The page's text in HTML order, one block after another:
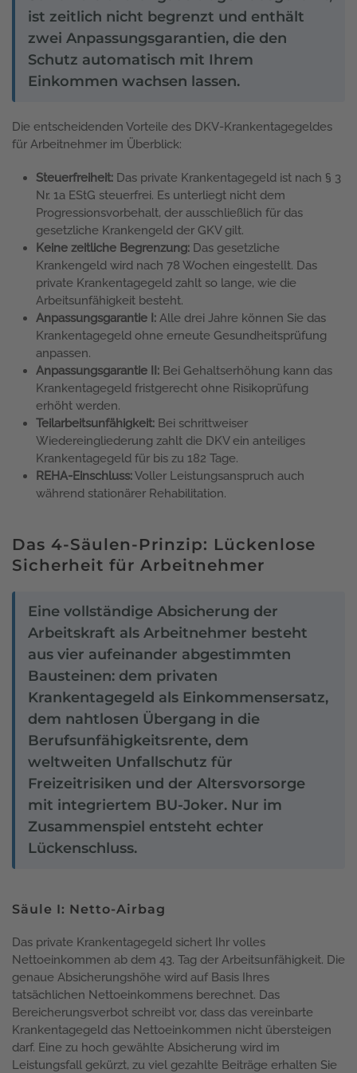
ist zeitlich nicht begrenzt und enthält
zwei Anpassungsgarantien, die den
Schutz automatisch mit Ihrem
Einkommen wachsen lassen.
Die entscheidenden Vorteile des DKV-Krankentagegeldes
für Arbeitnehmer im Überblick:
Steuerfreiheit: Das private Krankentagegeld ist nach § 3
Nr. 1a EStG steuerfrei. Es unterliegt nicht dem
Progressionsvorbehalt, der ausschließlich für das
gesetzliche Krankengeld der GKV gilt.
Keine zeitliche Begrenzung: Das gesetzliche
Krankengeld wird nach 78 Wochen eingestellt. Das
private Krankentagegeld zahlt so lange, wie die
Arbeitsunfähigkeit besteht.
Anpassungsgarantie I: Alle drei Jahre können Sie das
Krankentagegeld ohne erneute Gesundheitsprüfung
anpassen.
Anpassungsgarantie II: Bei Gehaltserhöhung kann das
Krankentagegeld fristgerecht ohne Risikoprüfung
erhöht werden.
Teilarbeitsunfähigkeit: Bei schrittweiser
Wiedereingliederung zahlt die DKV ein anteiliges
Krankentagegeld für bis zu 182 Tage.
REHA-Einschluss:Voller Leistungsanspruch auch
während stationärer Rehabilitation.
Das 4-Säulen-Prinzip: Lückenlose
Sicherheit für Arbeitnehmer
Eine vollständige Absicherung der
Arbeitskraft als Arbeitnehmer besteht
aus vier aufeinander abgestimmten
Bausteinen: dem privaten
Krankentagegeld als Einkommensersatz,
dem nahtlosen Übergang in die
Berufsunfähigkeitsrente, dem
weltweiten Unfallschutz für
Freizeitrisiken und der Altersvorsorge
mit integriertem BU-Joker. Nur im
Zusammenspiel entsteht echter
Lückenschluss.
Säule I: Netto-Airbag
Das private Krankentagegeld sichert Ihr volles
Nettoeinkommen ab dem 43. Tag der Arbeitsunfähigkeit. Die
genaue Absicherungshöhe wird auf Basis Ihres
tatsächlichen Nettoeinkommens berechnet. Das
Bereicherungsverbot schreibt vor, dass das vereinbarte
Krankentagegeld das Nettoeinkommen nicht übersteigen
darf. Eine zu hoch gewählte Absicherung wird im
Leistungsfall gekürzt, zu viel gezahlte Beiträge erhalten Sie